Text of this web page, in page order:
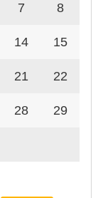
7 8
14 15
21 22
28 29